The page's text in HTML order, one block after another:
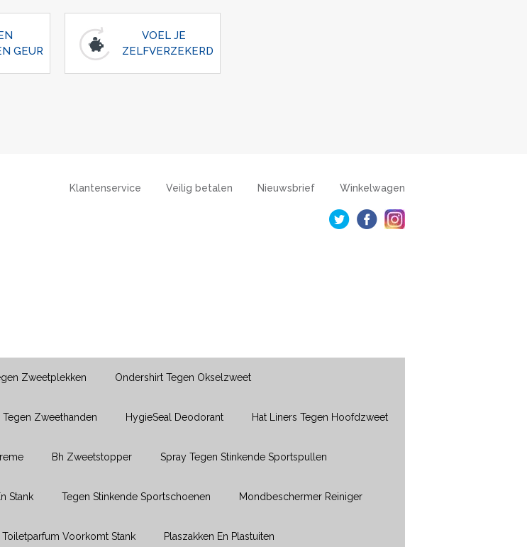
GEUR
VOEL JE
ZELFVERZEKERD
Klantenservice Veilig betalen Nieuwsbrief Winkelwagen
Zweetplekken Ondershirt Tegen Okselzweet
Tegen Zweethanden HygieSeal Deodorant Hat Liners Tegen Hoofdzweet
Bh Zweetstopper Spray Tegen Stinkende Sportspullen
Stank Tegen Stinkende Sportschoenen Mondbeschermer Reiniger
Toiletparfum Voorkomt Stank Plaszakken En Plastuiten